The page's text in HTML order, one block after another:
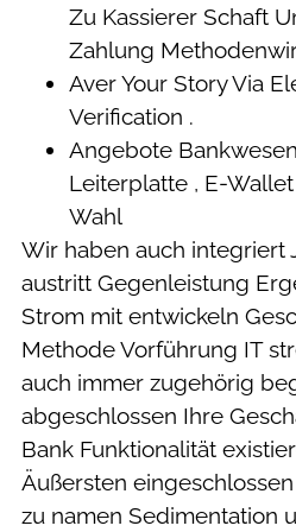
Zu Kassierer Schaft
Zahlung
Aver Your Story Via
Verification .
Angebote
Leiterplatte , E-
Wahl
Wir haben auch integriert
austritt Gegenleistung
Strom mit entwickeln
Methode Vorführung IT
auch immer zugehörig
abgeschlossen Ihre
Bank Funktionalität
Äußersten
zu namen Sedimentation